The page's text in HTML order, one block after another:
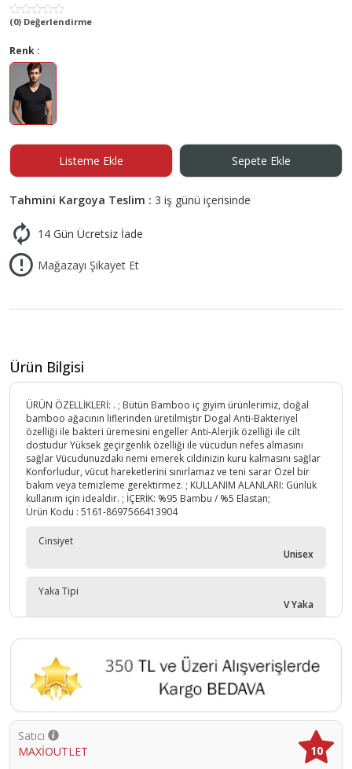
(0) Değerlendirme
Renk :
Listeme Ekle Sepete Ekle
Tahmini Kargoya Teslim : 3 iş günü içerisinde
14 Gün Ücretsiz İade
Mağazayı Şikayet Et
Ürün Bilgisi
ÜRÜN ÖZELLİKLERİ: . ; Bütün Bamboo iç giyim ürünlerimiz, doğal
bamboo ağacının liflerinden üretilmiştir Dogal Anti-Bakteriyel
özelliği ile bakteri üremesini engeller Anti-Alerjik özelliği ile cilt
dostudur Yüksek geçirgenlik özelliği ile vücudun nefes almasını
sağlar Vücudunuzdaki nemi emerek cildinizin kuru kalmasını sağlar
Konforludur, vücut hareketlerini sınırlamaz ve teni sarar Özel bir
bakım veya temizleme gerektirmez. ; KULLANIM ALANLARI: Günlük
kullanım için idealdir. ; İÇERİK: %95 Bambu / %5 Elastan;
Ürün Kodu : 5161-8697566413904
Cinsiyet
Unisex
Yaka Tipi
V Yaka
Yaş Grubu
Satıcı
MAXİOUTLET
10